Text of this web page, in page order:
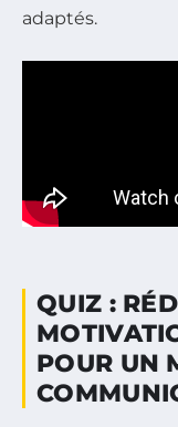
adaptés.
QUIZ :
POUR UN